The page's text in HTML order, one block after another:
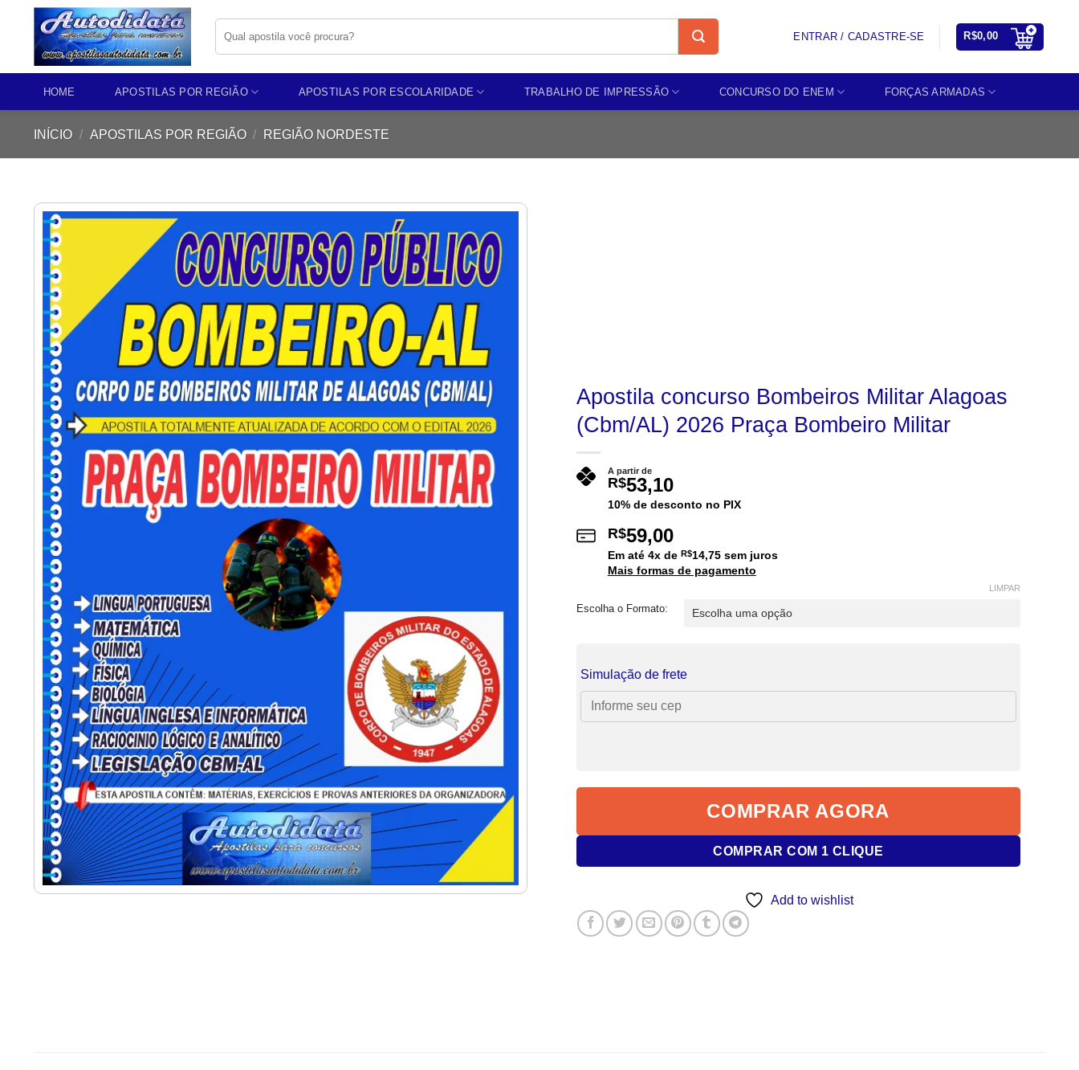
content
por:
ENTRAR / CADASTRE-SE R$0,00
HOME APOSTILAS POR REGIÃO APOSTILAS POR ESCOLARIDADE TRABALHO DE IMPRESSÃO CONCURSO DO ENEM FORÇAS ARMADAS
INÍCIO / APOSTILAS POR REGIÃO / REGIÃO NORDESTE
Add to
wishlist
Apostila concurso Bombeiros Militar Alagoas
(Cbm/AL) 2026 Praça Bombeiro Militar
A partir de
R$53,10
10% de desconto no PIX
R$59,00
Em até 4x de R$14,75sem juros
Mais formas de pagamento
Escolha o Formato:
LIMPAR
Simulação de frete
COMPRAR AGORA
COMPRAR COM 1 CLIQUE
Add to wishlist